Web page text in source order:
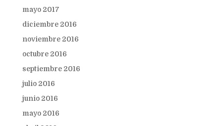
mayo 2017
diciembre 2016
noviembre 2016
octubre 2016
septiembre 2016
julio 2016
junio 2016
mayo 2016